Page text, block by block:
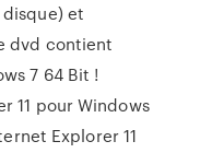
et
dvd contient
7 64 Bit !
11 pour Windows
Explorer 11